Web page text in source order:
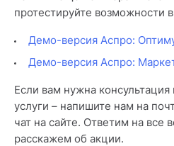
протестируйте возможности
Демо-версия Аспро:
Демо-версия Аспро:
Если вам нужна
услуги – напишите нам на
чат на сайте. Ответим на все
расскажем об акции.